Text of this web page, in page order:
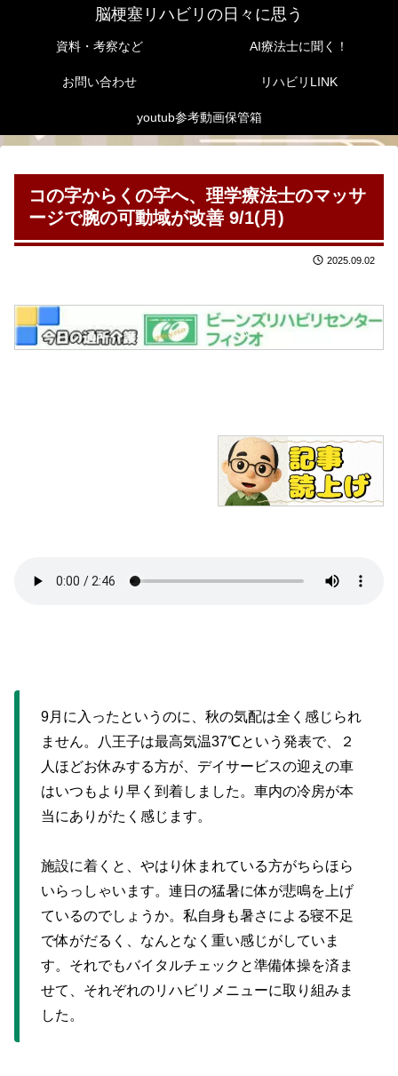
脳梗塞リハビリの日々に思う
資料・考察など AI療法士に聞く！
お問い合わせ リハビリLINK
youtub参考動画保管箱
コの字からくの字へ、理学療法士のマッサ
ージで腕の可動域が改善 9/1(月)
2025.09.02
9月に入ったというのに、秋の気配は全く感じられ
ません。八王子は最高気温37℃という発表で、２
人ほどお休みする方が、デイサービスの迎えの車
はいつもより早く到着しました。車内の冷房が本
当にありがたく感じます。
施設に着くと、やはり休まれている方がちらほら
いらっしゃいます。連日の猛暑に体が悲鳴を上げ
ているのでしょうか。私自身も暑さによる寝不足
で体がだるく、なんとなく重い感じがしていま
す。それでもバイタルチェックと準備体操を済ま
せて、それぞれのリハビリメニューに取り組みま
した。